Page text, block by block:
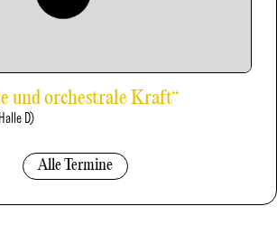
und orchestrale Kraft“
D)
Alle Termine